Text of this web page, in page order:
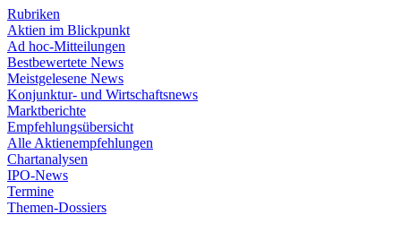
Rubriken
Aktien im Blickpunkt
Ad hoc-Mitteilungen
Bestbewertete News
Meistgelesene News
Konjunktur- und Wirtschaftsnews
Marktberichte
Empfehlungsübersicht
Alle Aktienempfehlungen
Chartanalysen
IPO-News
Termine
Themen-Dossiers